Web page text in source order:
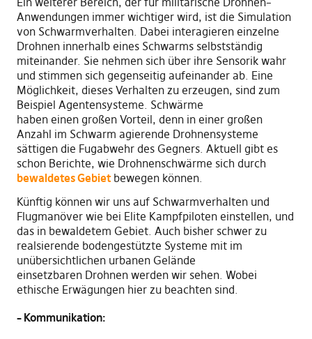
Anwendungen immer wichtiger wird, ist die Simulation
von Schwarmverhalten. Dabei interagieren einzelne
Drohnen innerhalb eines Schwarms selbstständig
miteinander. Sie nehmen sich über ihre Sensorik wahr
und stimmen sich gegenseitig aufeinander ab. Eine
Möglichkeit, dieses Verhalten zu erzeugen, sind zum
Beispiel Agentensysteme. Schwärme
haben einen großen Vorteil, denn in einer großen
Anzahl im Schwarm agierende Drohnensysteme
sättigen die Fugabwehrdes Gegners. Aktuell gibt es
schon Berichte, wie Drohnenschwärme sich durch
bewaldetes Gebietbewegen können.
Künftig können wir uns auf Schwarmverhalten und
Flugmanöver wie bei Elite Kampfpiloten einstellen, und
das in bewaldetem Gebiet. Auch bisher schwer zu
realsierende bodengestützte Systeme mit im
unübersichtlichen urbanen Gelände
einsetzbaren Drohnen werden wir sehen. Wobei
ethische Erwägungen hier zu beachten sind.
– Kommunikation: